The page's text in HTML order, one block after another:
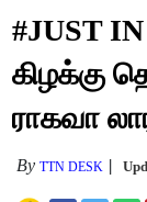
#JUST
கிழக்கு
ராகவா
ByTTN DESK